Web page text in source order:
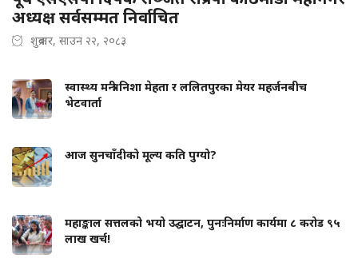
अध्यक्ष सर्वसम्मत निर्वाचित
शुक्रबार, साउन २२, २०८३
स्वास्थ्य मन्त्री निशा मेहता र ललितपुरका मेयर महर्जनबीच
भेटवार्ता
आज सुनचाँदीको मूल्य कति पुग्यो?
महाङ्काल सत्तलको भयो उद्घाटन, पुनःनिर्माण कार्यमा ८ करोड ९५
लाख खर्च!